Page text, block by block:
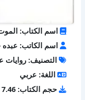
اسم الكتاب:
اسم الكاتب: عبده
التصنيف: روايات
اللغة: عربي
حجم الكتاب: 7.46 ميجا بايت